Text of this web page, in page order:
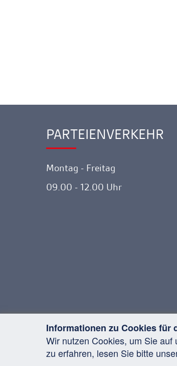
Informationen zu Cookies für
Wir nutzen Cookies, um Sie
zu erfahren, lesen Sie bitte
Ankerlink
PARTEIENVERKEHR
Montag - Freitag
09.00 - 12.00 Uhr
Copyright © 2026